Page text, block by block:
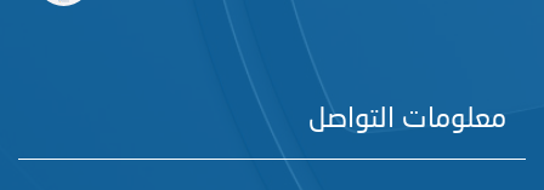
معلومات التواصل